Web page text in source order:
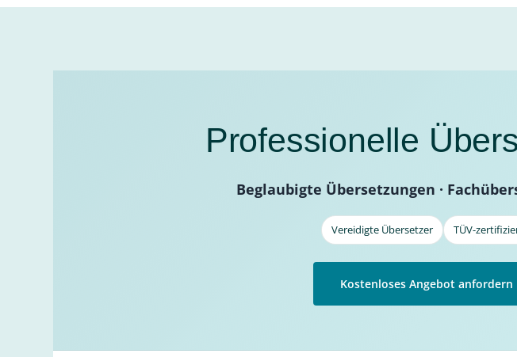
Professionelle
Beglaubigte Übersetzungen ·
Vereidigte Übersetzer TÜV-
Kostenloses Angebot anfordern